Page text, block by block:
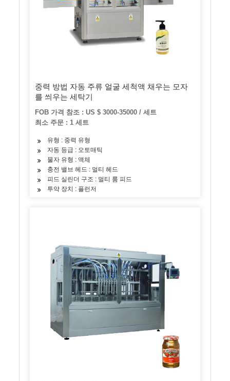
중력 방법 자동 주류 얼굴 세척액 채우는 모자
를 씌우는 세탁기
FOB 가격 참조 : US $ 3000-35000 / 세트
최소 주문 : 1 세트
유형 : 중력 유형
자동 등급 : 오토매틱
물자 유형 : 액체
충전 밸브 헤드 : 멀티 헤드
피드 실린더 구조 : 멀티 룸 피드
투약 장치 : 플런저